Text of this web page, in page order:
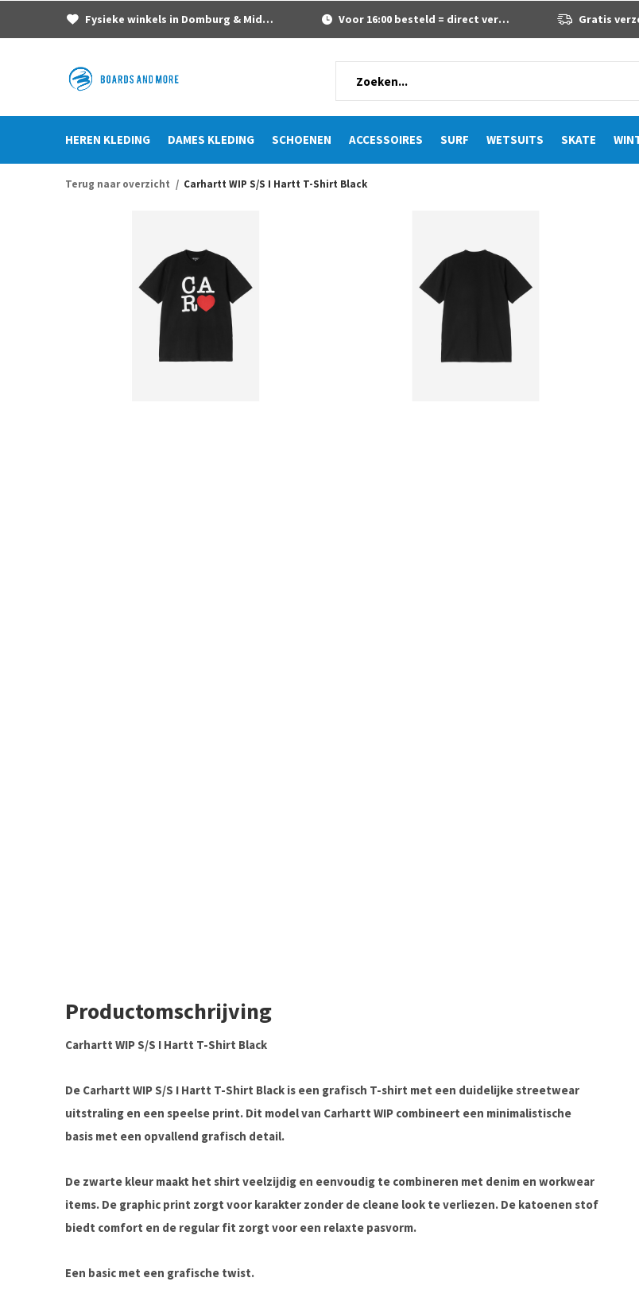
HEREN KLEDING DAMES KLEDING SCHOENEN ACCESSOIRES SURF WETSUITS SKATE
Fysieke winkels in Domburg & Middelburg Voor 16:00 besteld = direct verzonden Gratis
Terug naar overzicht Carhartt WIP S/S I Hartt T-Shirt Black
Productomschrijving
Carhartt WIP S/S I Hartt T-Shirt Black
De Carhartt WIP S/S I Hartt T-Shirt Black is een grafisch T-shirt met een duidelijke streetwear
uitstraling en een speelse print. Dit model van Carhartt WIP combineert een minimalistische
basis met een opvallend grafisch detail.
De zwarte kleur maakt het shirt veelzijdig en eenvoudig te combineren met denim en workwear
items. De graphic print zorgt voor karakter zonder de cleane look te verliezen. De katoenen stof
biedt comfort en de regular fit zorgt voor een relaxte pasvorm.
Een basic met een grafische twist.